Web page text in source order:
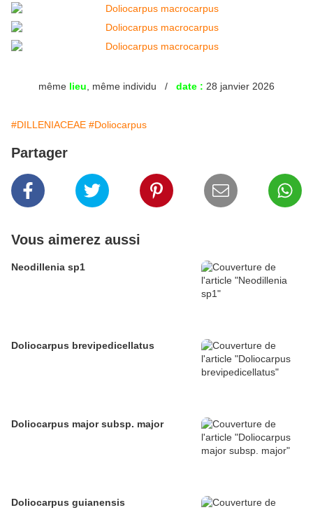
même lieu , même individu / date : 28 janvier 2026
#DILLENIACEAE #Doliocarpus
Partager
Vous aimerez aussi
Neodillenia sp1
Doliocarpus brevipedicellatus
Doliocarpus major subsp. major
Doliocarpus guianensis